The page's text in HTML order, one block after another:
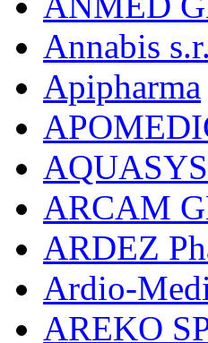
Annabis
Apipharma
ARCAM
ARDEZ
Ardio-
AREKO